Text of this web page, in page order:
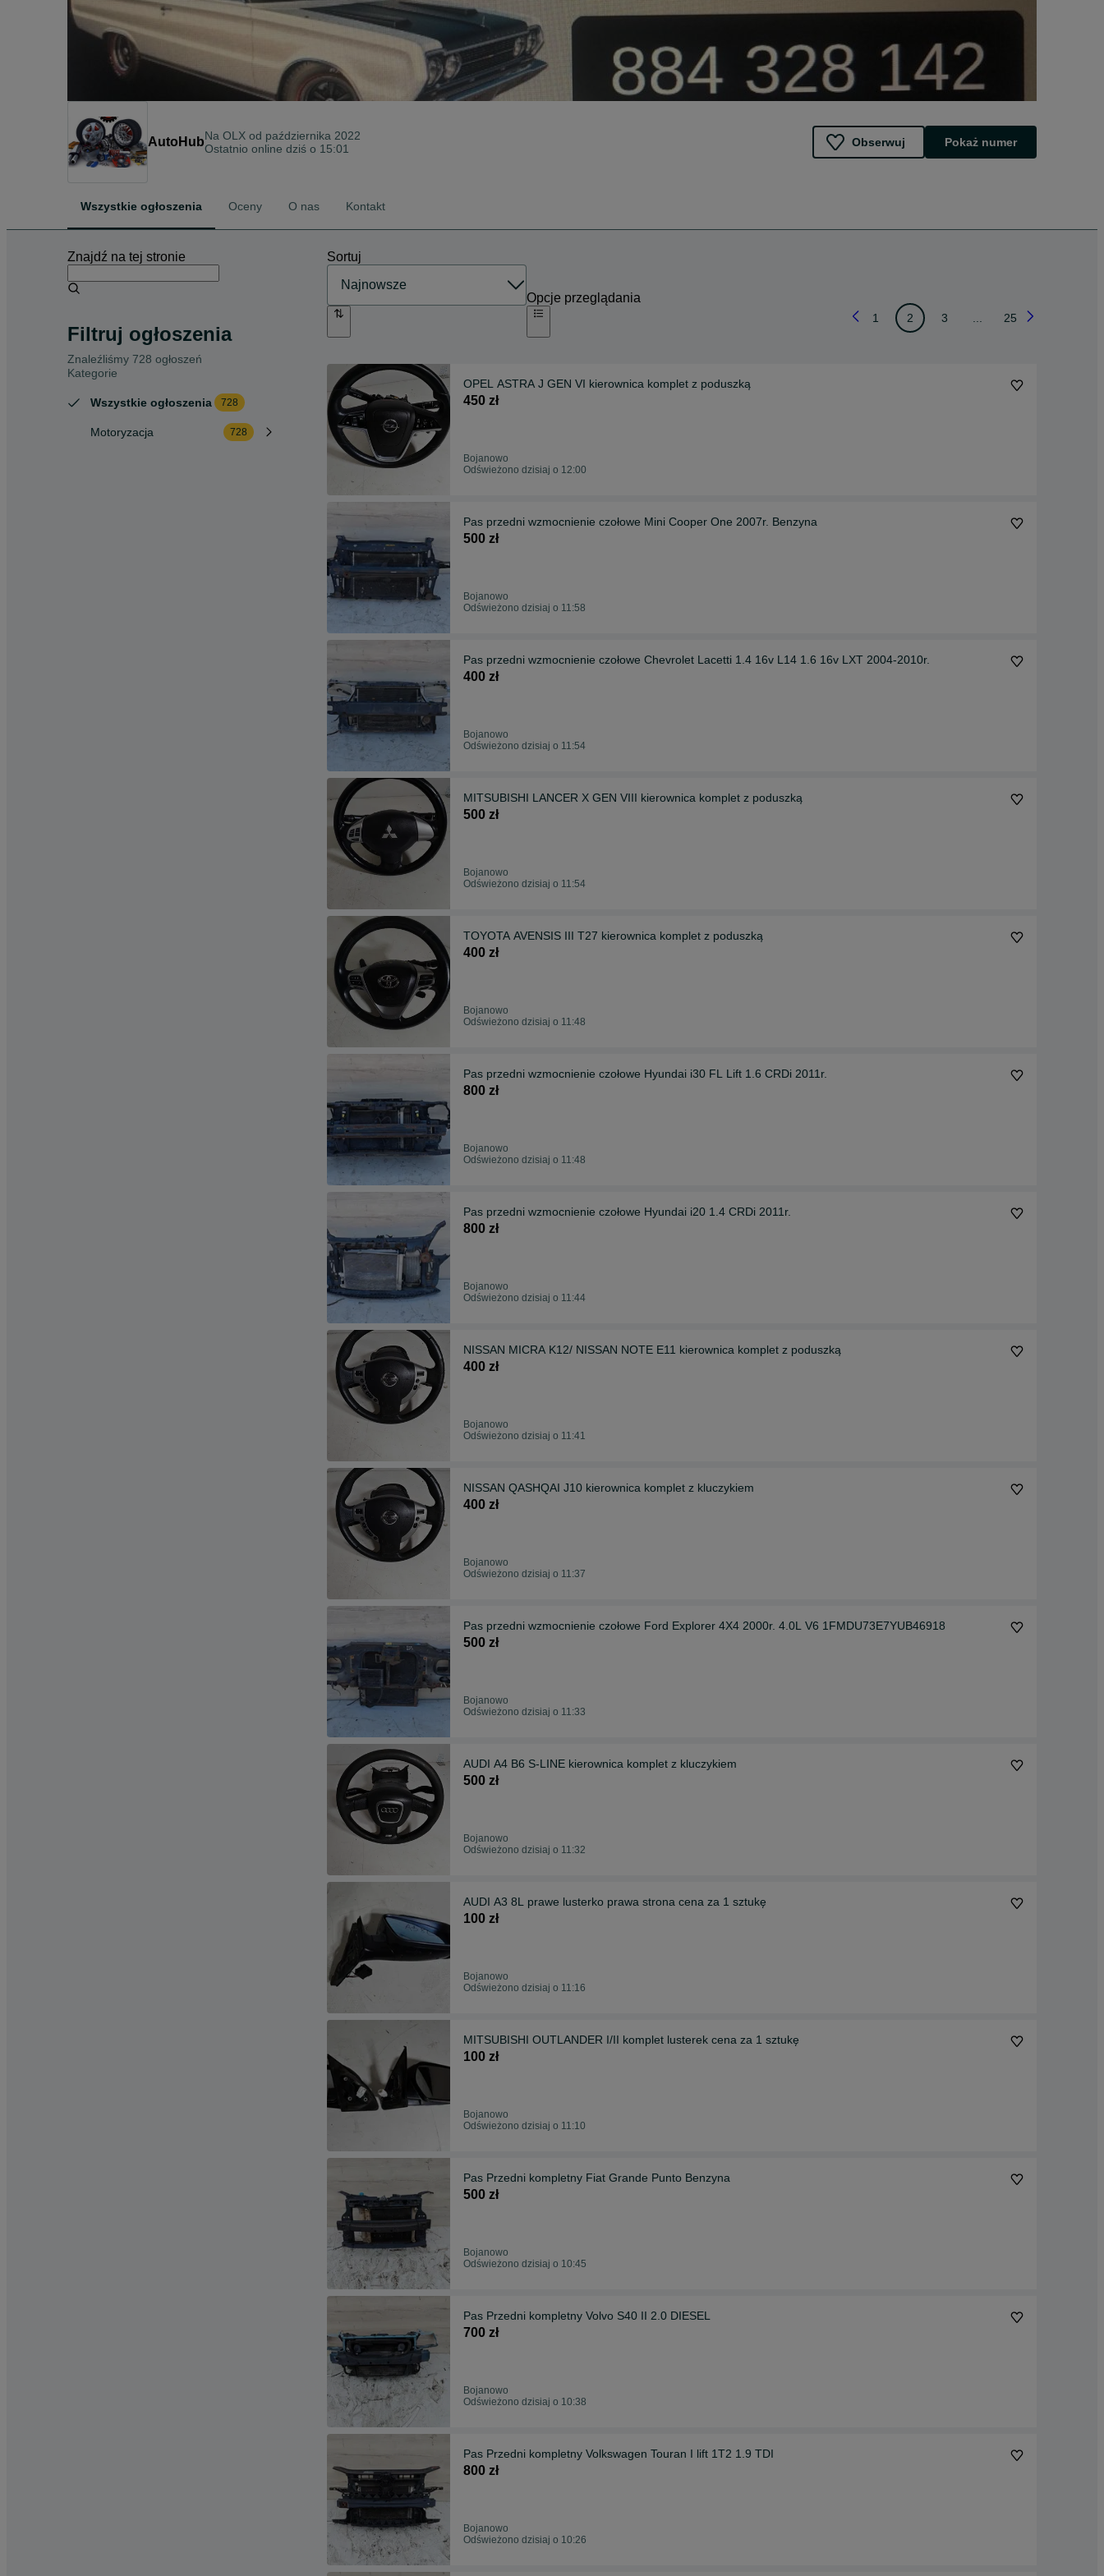
AutoHubNa OLX od października 2022
Ostatnio online dziś o 15:01
Obserwuj Pokaż numer
Wszystkie ogłoszenia Oceny O nas Kontakt
Znajdź na tej stronie
Filtruj ogłoszenia
Znaleźliśmy 728 ogłoszeń
Kategorie
Wszystkie ogłoszenia 728
Motoryzacja 728
Sortuj
Opcje przeglądania
1 2 3 25
OPEL ASTRA J GEN VI kierownica komplet z poduszką
450 zł
Bojanowo
Odświeżono dzisiaj o 12:00
Pas przedni wzmocnienie czołowe Mini Cooper One 2007r. Benzyna
500 zł
Bojanowo
Odświeżono dzisiaj o 11:58
Pas przedni wzmocnienie czołowe Chevrolet Lacetti 1.4 16v L14 1.6 16v LXT 2004-2010r.
400 zł
Bojanowo
Odświeżono dzisiaj o 11:54
MITSUBISHI LANCER X GEN VIII kierownica komplet z poduszką
500 zł
Bojanowo
Odświeżono dzisiaj o 11:54
TOYOTA AVENSIS III T27 kierownica komplet z poduszką
400 zł
Bojanowo
Odświeżono dzisiaj o 11:48
Pas przedni wzmocnienie czołowe Hyundai i30 FL Lift 1.6 CRDi 2011r.
800 zł
Bojanowo
Odświeżono dzisiaj o 11:48
Pas przedni wzmocnienie czołowe Hyundai i20 1.4 CRDi 2011r.
800 zł
Bojanowo
Odświeżono dzisiaj o 11:44
NISSAN MICRA K12/ NISSAN NOTE E11 kierownica komplet z poduszką
400 zł
Bojanowo
Odświeżono dzisiaj o 11:41
NISSAN QASHQAI J10 kierownica komplet z kluczykiem
400 zł
Bojanowo
Odświeżono dzisiaj o 11:37
Pas przedni wzmocnienie czołowe Ford Explorer 4X4 2000r. 4.0L V6 1FMDU73E7YUB46918
500 zł
Bojanowo
Odświeżono dzisiaj o 11:33
AUDI A4 B6 S-LINE kierownica komplet z kluczykiem
500 zł
Bojanowo
Odświeżono dzisiaj o 11:32
AUDI A3 8L prawe lusterko prawa strona cena za 1 sztukę
100 zł
Bojanowo
Odświeżono dzisiaj o 11:16
MITSUBISHI OUTLANDER I/II komplet lusterek cena za 1 sztukę
100 zł
Bojanowo
Odświeżono dzisiaj o 11:10
Pas Przedni kompletny Fiat Grande Punto Benzyna
500 zł
Bojanowo
Odświeżono dzisiaj o 10:45
Pas Przedni kompletny Volvo S40 II 2.0 DIESEL
700 zł
Bojanowo
Odświeżono dzisiaj o 10:38
Pas Przedni kompletny Volkswagen Touran I lift 1T2 1.9 TDI
800 zł
Bojanowo
Odświeżono dzisiaj o 10:26